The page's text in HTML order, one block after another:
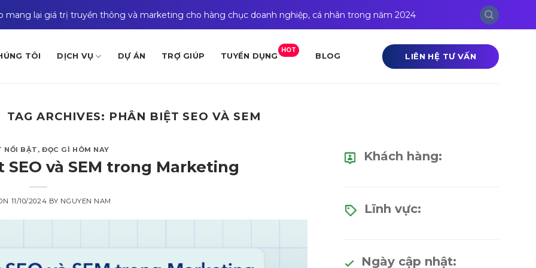
mang lại giá trị truyền thông và marketing cho hàng chục doanh nghiệp, cá nhân trong năm 2024
TÔI DỊCH VỤ DỰ ÁN TRỢ GIÚP TUYỂN DỤNG
HOT
BLOG LIÊN HỆ TƯ VẤN
TAG ARCHIVES: PHÂN BIỆT SEO VÀ SEM
NỔI BẬT ,ĐỌC GÌ HÔM NAY
SEO và SEM trong Marketing
11/10/2024 BY NGUYEN NAM
Khách hàng:
Lĩnh vực:
Ngày cập nhật: